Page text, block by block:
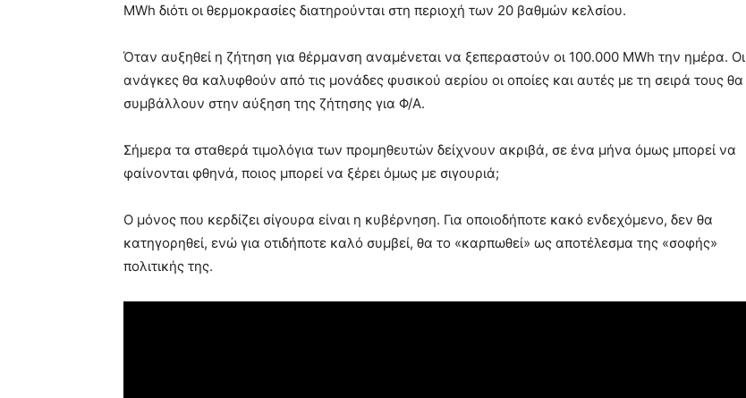
MWh διότι οι θερμοκρασίες διατηρούνται στη περιοχή των 20 βαθμών κελσίου.
Όταν αυξηθεί η ζήτηση για θέρμανση αναμένεται να ξεπεραστούν οι 100.000 MWh την ημέρα. Οι
ανάγκες θα καλυφθούν από τις μονάδες φυσικού αερίου οι οποίες και αυτές με τη σειρά τους θα
συμβάλλουν στην αύξηση της ζήτησης για Φ/Α.
Σήμερα τα σταθερά τιμολόγια των προμηθευτών δείχνουν ακριβά, σε ένα μήνα όμως μπορεί να
φαίνονται φθηνά, ποιος μπορεί να ξέρει όμως με σιγουριά;
Ο μόνος που κερδίζει σίγουρα είναι η κυβέρνηση. Για οποιοδήποτε κακό ενδεχόμενο, δεν θα
κατηγορηθεί, ενώ για οτιδήποτε καλό συμβεί, θα το «καρπωθεί» ως αποτέλεσμα της «σοφής»
πολιτικής της.